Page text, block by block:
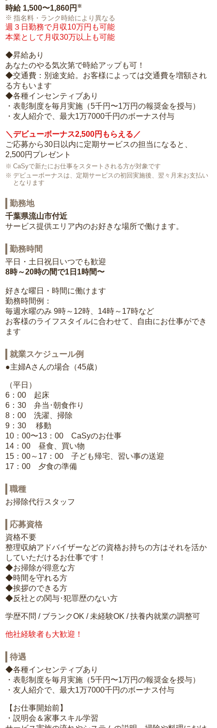
時給 1,500〜1,860円 ※
指名料・ランク時給により異なる
週３日勤務で月収10万円も可能
本業として月収30万以上も可能
◆昇給あり
あなたのやる気次第で時給アップも可！
◆交通費：別途支給。お客様によっては交通費を増額され
る方もいます
◆各種インセンティブあり
・表彰制度を毎月実施（5千円〜1万円の報奨金を授与）
・友人紹介で、最大1万7000千円のボーナス付与
＼デビューボーナス2,500円もらえる／
ご応募から30日以内に定期サービスの担当になると、
2,500円プレゼント
CaSyで新たにお仕事をスタートされる方が対象です
デビューボーナスは、定期サービスの初回実施後、翌々月末お支払い
となります
勤務地
千葉県流山市付近
サービス提供エリア内のお好きな場所で働けます。
勤務時間
平日・土日祝日いつでも歓迎
8時～20時の間で1日1時間〜
好きな曜日・時間に働けます
勤務時間例：
毎週水曜のみ 9時～12時、14時～17時など
お客様のライフスタイルに合わせて、自由にお仕事ができ
ます
就業スケジュール例
●主婦Aさんの場合（45歳）
（平日）
6：00 起床
6：30 弁当･朝食作り
8：00 洗濯、掃除
9：30 移動
10：00〜13：00 CaSyのお仕事
14：00 昼食、買い物
15：00～17：00 子ども帰宅、習い事の送迎
17：00 夕食の準備
職種
お掃除代行スタッフ
応募資格
資格不要
整理収納アドバイザーなどの資格お持ちの方はそれを活か
していただけるお仕事です！
◆お掃除が得意な方
◆時間を守れる方
◆挨拶のできる方
◆反社との関与･犯罪歴のない方
学歴不問 / ブランクOK / 未経験OK / 扶養内就業の調整可
他社経験者も大歓迎！
待遇
◆各種インセンティブあり
・表彰制度を毎月実施（5千円〜1万円の報奨金を授与）
・友人紹介で、最大1万7000千円のボーナス付与
【お仕事開始前】
・説明会＆家事スキル学習